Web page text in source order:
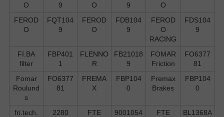
O
9
O
9
O
FEROD
O
FQT104
9
FEROD
O
FDB104
9
FEROD
O
RACING
FDS104
9
FI.BA
filter
FBP401
1
FLENNO
R
FB21018
9
FOMAR
Friction
FO6377
81
Fomar
Roulund
s
FO6377
81
FREMA
X
FBP104
0
Fremax
Brakes
FBP104
0
fri.tech. 2280 FTE 9001054 FTE
BL1368A